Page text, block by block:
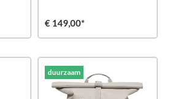
€ 149,00*
duurzaam